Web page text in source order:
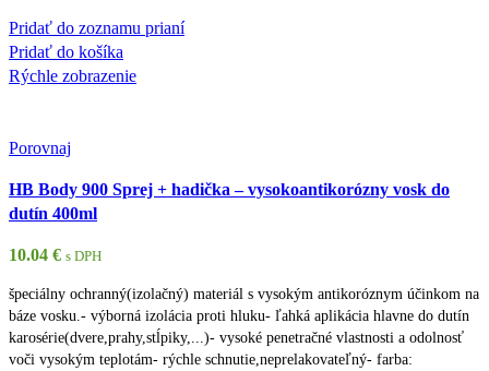
Pridať do zoznamu prianí
Pridať do košíka
Rýchle zobrazenie
Porovnaj
HB Body 900 Sprej + hadička – vysokoantikorózny vosk do
dutín 400ml
10.04 € s DPH
špeciálny ochranný(izolačný) materiál s vysokým antikoróznym účinkom na
báze vosku.- výborná izolácia proti hluku- ľahká aplikácia hlavne do dutín
karosérie(dvere,prahy,stĺpiky,...)- vysoké penetračné vlastnosti a odolnosť
voči vysokým teplotám- rýchle schnutie,neprelakovateľný- farba: